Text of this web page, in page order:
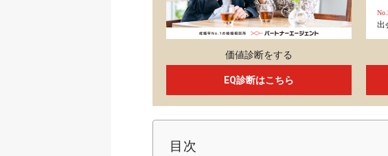
価値診断をする
EQ診断はこちら
出
目次